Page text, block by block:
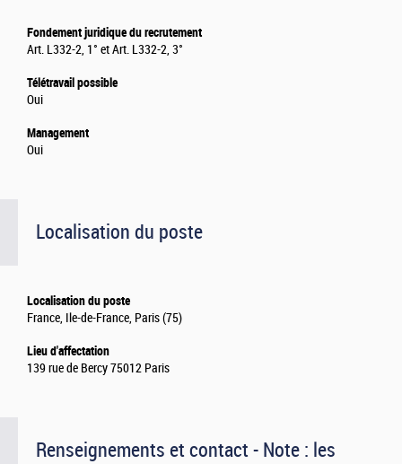
Fondement juridique du recrutement
Art. L332-2, 1° et Art. L332-2, 3°
Télétravail possible
Oui
Management
Oui
Localisation du poste
Localisation du poste
France, Ile-de-France, Paris (75)
Lieu d'affectation
139 rue de Bercy 75012 Paris
Renseignements et contact - Note : les